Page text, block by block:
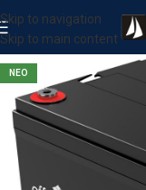
Skip to navigation
Skip to main content
ΝΕΟ